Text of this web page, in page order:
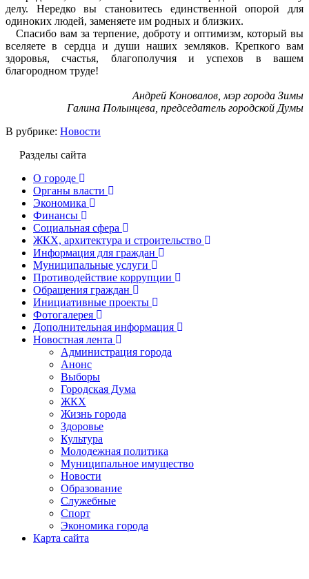
делу. Нередко вы становитесь единственной опорой для
одиноких людей, заменяете им родных и близких.
Спасибо вам за терпение, доброту и оптимизм, который вы
вселяете в сердца и души наших земляков. Крепкого вам
здоровья, счастья, благополучия и успехов в вашем
благородном труде!
Андрей Коновалов, мэр города Зимы
Галина Полынцева, председатель городской Думы
В рубрике: Новости
Разделы сайта
О городе
Органы власти
Экономика
Финансы
Социальная сфера
ЖКХ, архитектура и строительство
Информация для граждан
Муниципальные услуги
Противодействие коррупции
Обращения граждан
Инициативные проекты
Фотогалерея
Дополнительная информация
Новостная лента
Администрация города
Анонс
Выборы
Городская Дума
ЖКХ
Жизнь города
Здоровье
Культура
Молодежная политика
Муниципальное имущество
Новости
Образование
Служебные
Спорт
Экономика города
Карта сайта